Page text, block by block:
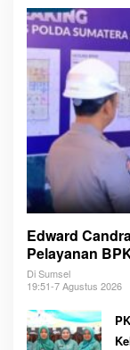
Edward
Pelayanan
Di Sumsel
19:51-7 Agustus 2026